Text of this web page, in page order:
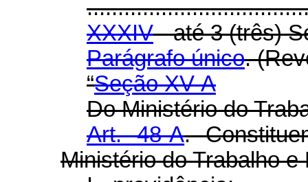
XXXIV- até 3 (três)
Parágrafo único.
“Seção XV-A
Do Ministério do
Art. 48-A.
Ministério do Trabalho e